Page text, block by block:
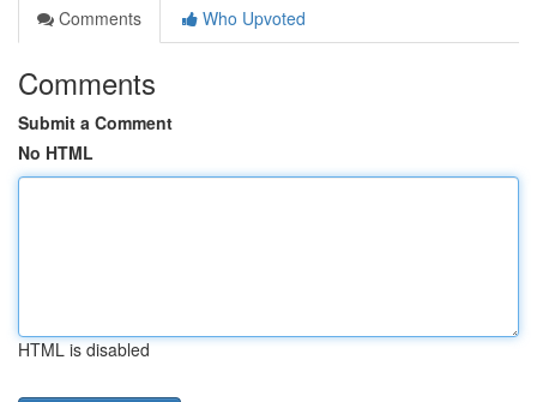
Comments
Who Upvoted
Comments
Submit a Comment
No HTML
HTML is disabled